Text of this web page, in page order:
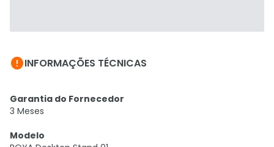
INFORMAÇÕES TÉCNICAS
Garantia do Fornecedor
3 Meses
Modelo